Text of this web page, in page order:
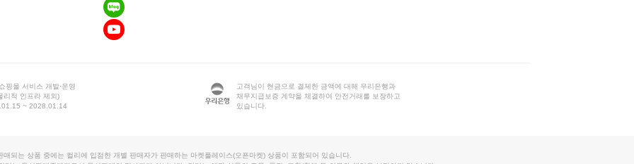
핑몰 서비스 개발·운영
리적 인프라 제외)
~ 2028.01.14
고객님이 현금으로 결제한 금액에 대해 우리은행과
채무지급보증 계약을 체결하여 안전거래를 보장하고
있습니다.
매되는 상품 중에는 컬리에 입점한 개별 판매자가 판매하는 마켓플레이스(오픈마켓) 상품이 포함되어 있습니다.